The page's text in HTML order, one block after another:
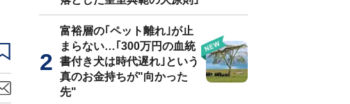
富裕層の｢ペット離れ｣が止
まらない…｢300万円の血統
書付き犬は時代遅れ｣という
真のお金持ちが"向かった
先"